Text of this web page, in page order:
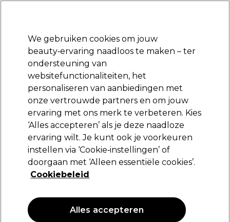
Aanmelden
Merken Deals Haar Elektra
Volgende dag geleverd*
Na verzending, maandag t/m vrijdag
Wahl Tondeuse Oplader 5V incl. EU-stekker
31,95 €
We gebruiken cookies om jouw
beauty‑ervaring naadloos te maken – ter
ondersteuning van
websitefunctionaliteiten, het
personaliseren van aanbiedingen met
onze vertrouwde partners en om jouw
ervaring met ons merk te verbeteren. Kies
‘Alles accepteren’ als je deze naadloze
ervaring wilt. Je kunt ook je voorkeuren
instellen via ‘Cookie‑instellingen’ of
doorgaan met ‘Alleen essentiële cookies’.
Cookiebeleid
Alles accepteren